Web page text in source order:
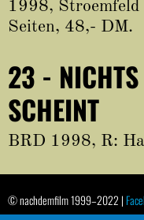
1998, Stroemfeld
Seiten, 48,- DM.
23 - NICHTS
SCHEINT
BRD 1998, R:
© nachdemfilm 1999–2022 |